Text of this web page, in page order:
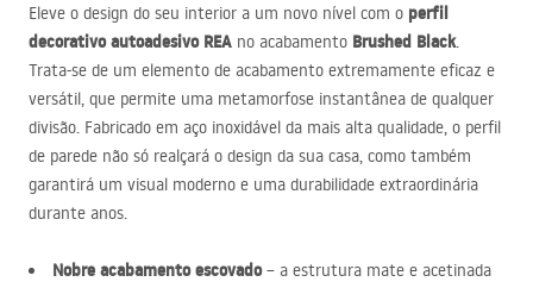
Eleve o design do seu interior a um novo nível com o perfil
decorativo autoadesivo REA no acabamento Brushed Black.
Trata-se de um elemento de acabamento extremamente eficaz e
versátil, que permite uma metamorfose instantânea de qualquer
divisão. Fabricado em aço inoxidável da mais alta qualidade, o perfil
de parede não só realçará o design da sua casa, como também
garantirá um visual moderno e uma durabilidade extraordinária
durante anos.
Nobre acabamento escovado– a estrutura mate e acetinada